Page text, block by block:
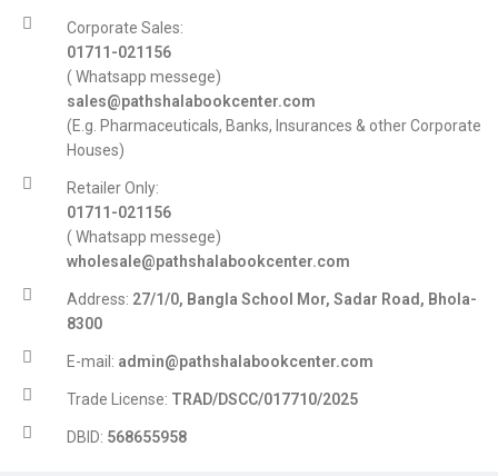
Corporate Sales:
01711-021156
( Whatsapp messege)
sales@pathshalabookcenter.com
(E.g. Pharmaceuticals, Banks, Insurances & other Corporate
Houses)
Retailer Only:
01711-021156
( Whatsapp messege)
wholesale@pathshalabookcenter.com
Address: 27/1/0, Bangla School Mor, Sadar Road, Bhola-
8300
E-mail: admin@pathshalabookcenter.com
Trade License: TRAD/DSCC/017710/2025
DBID: 568655958